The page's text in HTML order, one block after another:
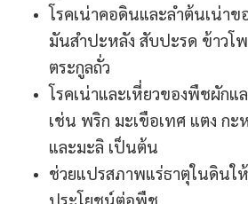
โรคเน่าคอดินและลำต้นเน่าข
มันสำปะหลัง สับปะรด ข้าวโ
ตระกูลถั่ว
โรคเน่าและเหี่ยวของพืชผักแ
เช่น พริก มะเขือเทศ แตง ก
และมะลิ เป็นต้น
ช่วยแปรสภาพแร่ธาตุในดินใ
ประโยชน์ต่อพืช